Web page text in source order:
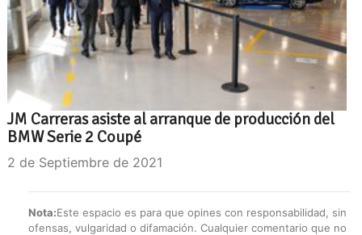
JM Carreras asiste al arranque de producción del
BMW Serie 2 Coupé
2 de Septiembre de 2021
Nota:Este espacio es para que opines con responsabilidad, sin
ofensas, vulgaridad o difamación. Cualquier comentario que no